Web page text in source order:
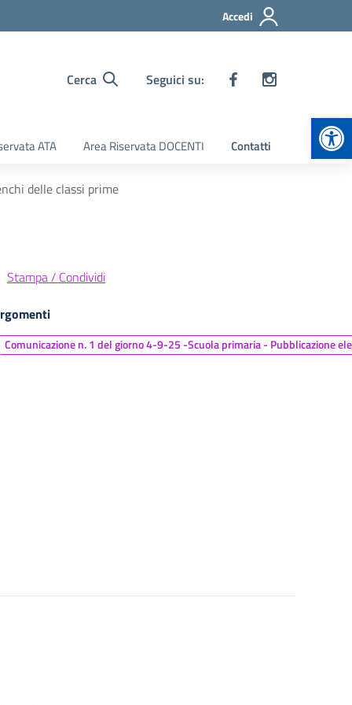
Accedi
Cerca Seguici su:
ATA Area Riservata DOCENTI Contatti
delle classi prime
Stampa / Condividi
Comunicazione n. 1 del giorno 4-9-25 -Scuola primaria - Pubblicazione